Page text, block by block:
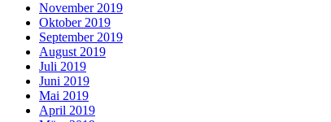
November 2019
Oktober 2019
September 2019
August 2019
Juli 2019
Juni 2019
Mai 2019
April 2019